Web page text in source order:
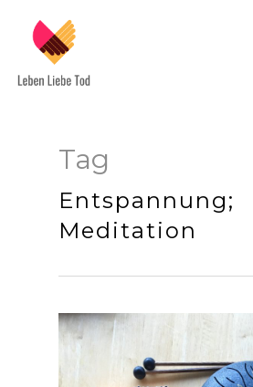
Tag
Entspannung;
Meditation